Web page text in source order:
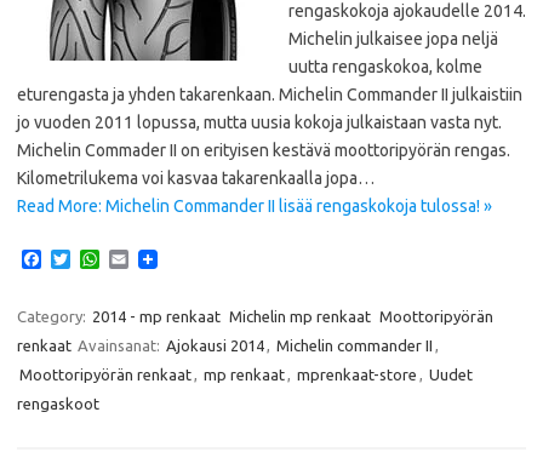
rengaskokoja ajokaudelle 2014.
Michelin julkaisee jopa neljä
uutta rengaskokoa, kolme
eturengasta ja yhden takarenkaan. Michelin Commander II julkaistiin
jo vuoden 2011 lopussa, mutta uusia kokoja julkaistaan vasta nyt.
Michelin Commader II on erityisen kestävä moottoripyörän rengas.
Kilometrilukema voi kasvaa takarenkaalla jopa…
Read More: Michelin Commander II lisää rengaskokoja tulossa! »
e
b
o
o
T
t
e
r
W
t
s
A
p
E
i
Category: 2014 - mp renkaat Michelin mp renkaat Moottoripyörän
renkaat Avainsanat: Ajokausi 2014, Michelin commander II ,
Moottoripyörän renkaat, mp renkaat, mprenkaat-store , Uudet
rengaskoot